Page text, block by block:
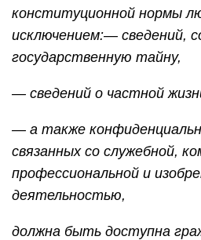
конституционной нормы
исключением:— сведений,
государственную тайну,
— сведений о частной
— а также
связанных со служебной,
профессиональной и
деятельностью,
должна быть доступна